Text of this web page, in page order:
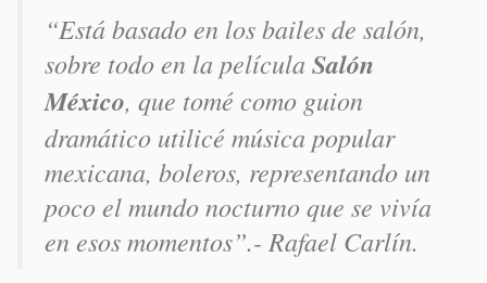
“Está basado en los bailes de salón,
sobre todo en la películaSalón
México, que tomé como guion
dramático utilicé música popular
mexicana, boleros, representando un
poco el mundo nocturno que se vivía
en esos momentos”.- Rafael Carlín.